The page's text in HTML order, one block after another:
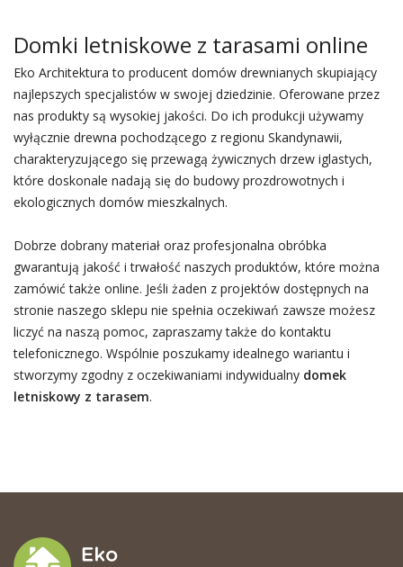
Domki letniskowe z tarasami online
Eko Architektura to producent domów drewnianych skupiający
najlepszych specjalistów w swojej dziedzinie. Oferowane przez
nas produkty są wysokiej jakości. Do ich produkcji używamy
wyłącznie drewna pochodzącego z regionu Skandynawii,
charakteryzującego się przewagą żywicznych drzew iglastych,
które doskonale nadają się do budowy prozdrowotnych i
ekologicznych domów mieszkalnych.
Dobrze dobrany materiał oraz profesjonalna obróbka
gwarantują jakość i trwałość naszych produktów, które można
zamówić także online. Jeśli żaden z projektów dostępnych na
stronie naszego sklepu nie spełnia oczekiwań zawsze możesz
liczyć na naszą pomoc, zapraszamy także do kontaktu
telefonicznego. Wspólnie poszukamy idealnego wariantu i
stworzymy zgodny z oczekiwaniami indywidualny domek
letniskowy z tarasem.